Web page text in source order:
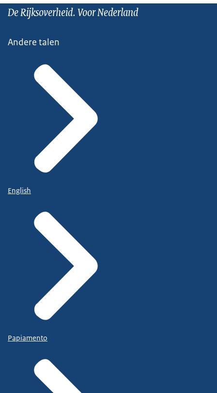
De Rijksoverheid. Voor Nederland
Andere talen
English
Papiamento